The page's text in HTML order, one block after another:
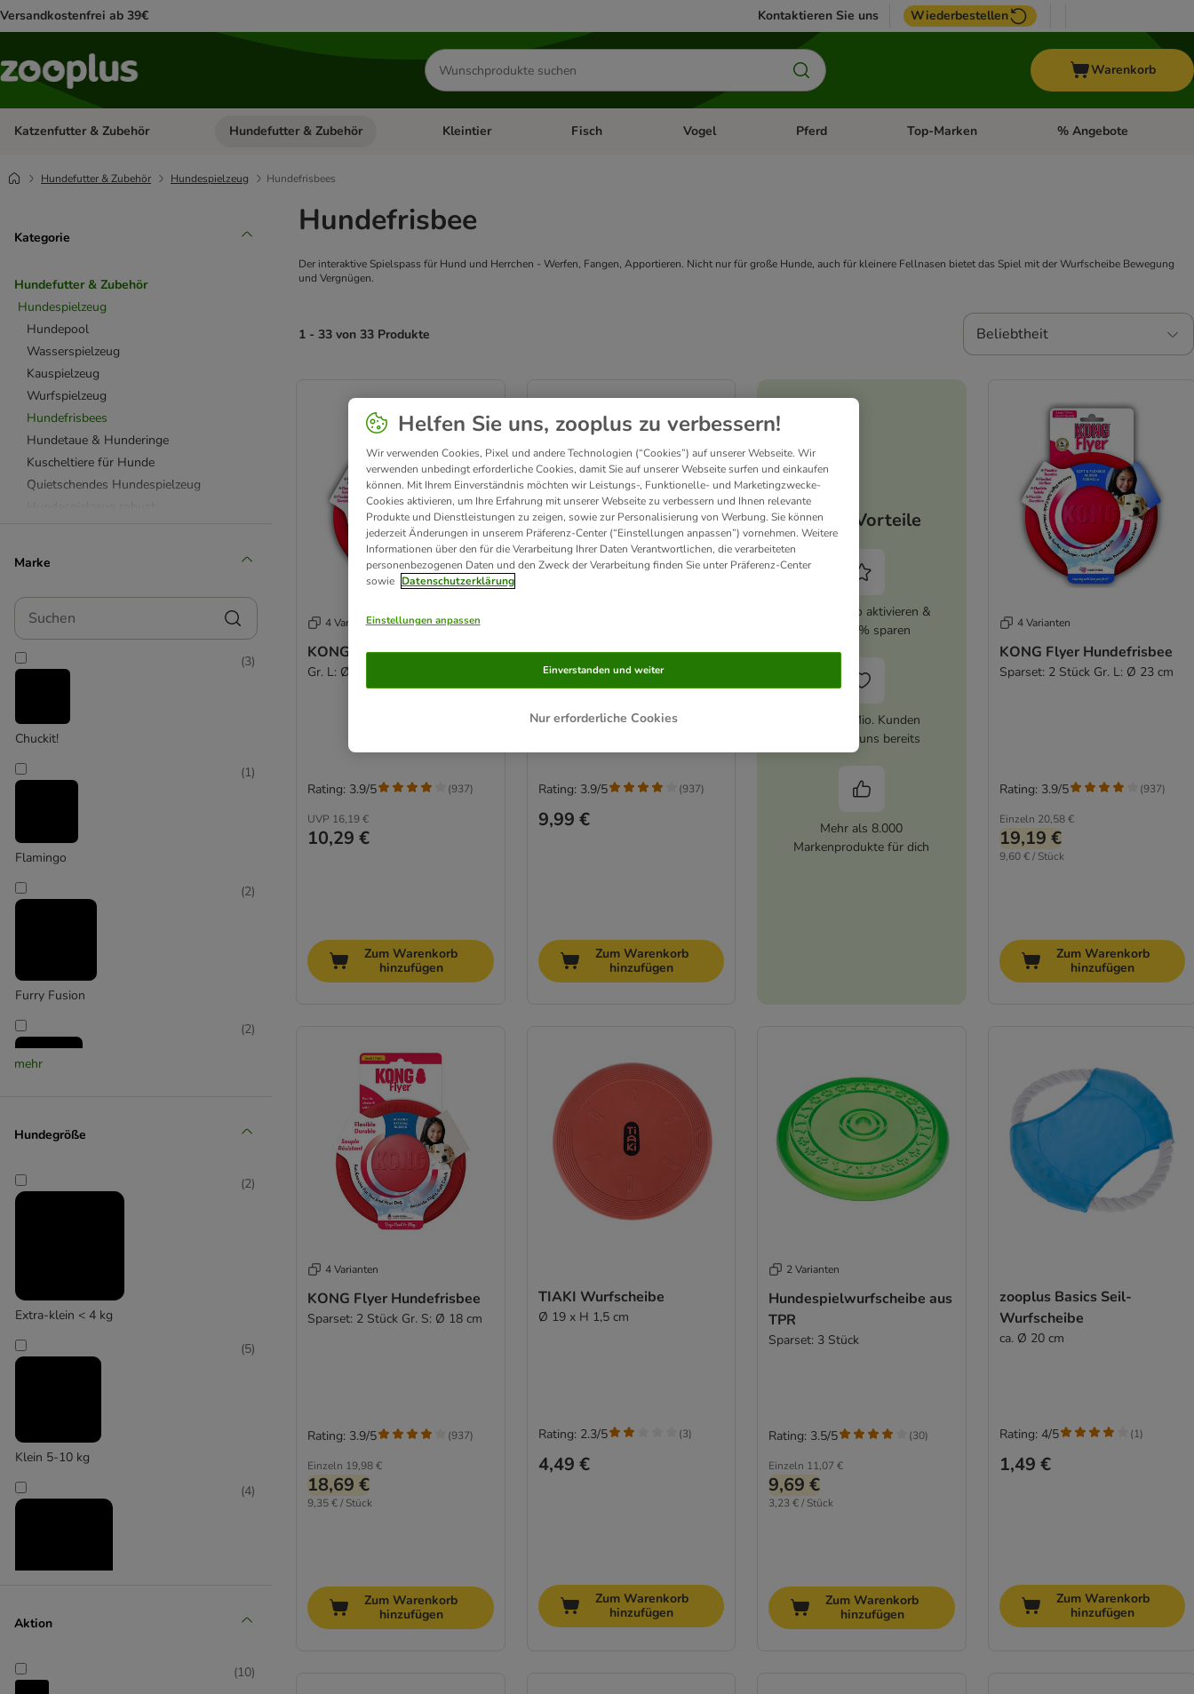
Versandkostenfrei ab 39€ Kontaktieren Sie uns Wiederbestellen
Produkte
suchen
Warenkorb
Katzenfutter & Zubehör Kategorie-Menü öffnen: Katzenfutter & Zubehör
Hundefutter & Zubehör Kategorie-Menü öffnen: Hundefutter & Zubehör
Kleintier Kategorie-Menü öffnen: Kleintier
Fisch Kategorie-Menü öffnen: Fisch
Vogel Kategorie-Menü öffnen: Vogel
Pferd Kategorie-Menü öffnen: Pferd
Top-Marken Kategorie-Menü öffnen:
% Angebote
Hundefutter & Zubehör Hundespielzeug Hundefrisbees
Kategorie
Hundefutter & Zubehör
Hundespielzeug
Hundepool
Wasserspielzeug
Kauspielzeug
Wurfspielzeug
Hundefrisbees
Hundetaue & Hunderinge
Kuscheltiere für Hunde
Quietschendes Hundespielzeug
Bobby
Chuckit!
Designed by Lotte
Modern Living
Marke
Suchen
Chuckit!
(3)
Flamingo
(1)
Furry Fusion
(2)
(2)
Mcboson
mehr
Hundegröße
Extra-klein < 4 kg
(2)
Klein 5-10 kg
(5)
(4)
Aktion
(10)
Hundefrisbee
Der interaktive Spielspass für Hund und Herrchen - Werfen, Fangen, Apportieren. Nicht nur für große Hunde, auch für kleinere Fellnasen bietet das Spiel mit der Wurfscheibe Bewegung
und Vergnügen.
1 - 33 von 33 Produkte Beliebtheit
4 Varianten
KONG Flyer Hundefrisbee
Gr. L: Ø 23 cm
UVP 16,19 €
10,29 €
Rating: 3.9/5 (937)
Zum Warenkorb
hinzufügen
KONG Flyer Hundefrisbee
Gr. S: Ø 18 cm
9,99 €
Rating: 3.9/5 (937)
Zum Warenkorb
hinzufügen
Deine Vorteile
zooplus Abo aktivieren &
immer 5% sparen
Über 10 Mio. Kunden
vertrauen uns bereits
Mehr als 8.000
Markenprodukte für dich
4 Varianten
KONG Flyer Hundefrisbee
Sparset: 2 Stück Gr. L: Ø 23 cm
Einzeln 20,58 €
19,19 €
9,60 € / Stück
Rating: 3.9/5 (937)
Zum Warenkorb
hinzufügen
4 Varianten
KONG Flyer Hundefrisbee
Sparset: 2 Stück Gr. S: Ø 18 cm
Einzeln 19,98 €
18,69 €
9,35 € / Stück
Rating: 3.9/5 (937)
Zum Warenkorb
hinzufügen
TIAKI Wurfscheibe
Ø 19 x H 1,5 cm
4,49 €
Rating: 2.3/5 (3)
Zum Warenkorb
hinzufügen
2 Varianten
Hundespielwurfscheibe aus
TPR
Sparset: 3 Stück
Einzeln 11,07 €
9,69 €
3,23 € / Stück
Rating: 3.5/5 (30)
Zum Warenkorb
hinzufügen
zooplus Basics Seil-
Wurfscheibe
ca. Ø 20 cm
1,49 €
Rating: 4/5 (1)
Zum Warenkorb
hinzufügen
Helfen Sie uns, zooplus zu verbessern!
Wir verwenden Cookies, Pixel und andere Technologien (“Cookies”) auf unserer Webseite. Wir
verwenden unbedingt erforderliche Cookies, damit Sie auf unserer Webseite surfen und einkaufen
können. Mit Ihrem Einverständnis möchten wir Leistungs-, Funktionelle- und Marketingzwecke-
Cookies aktivieren, um Ihre Erfahrung mit unserer Webseite zu verbessern und Ihnen relevante
Produkte und Dienstleistungen zu zeigen, sowie zur Personalisierung von Werbung. Sie können
jederzeit Änderungen in unserem Präferenz-Center (“Einstellungen anpassen”) vornehmen. Weitere
Informationen über den für die Verarbeitung Ihrer Daten Verantwortlichen, die verarbeiteten
personenbezogenen Daten und den Zweck der Verarbeitung finden Sie unter Präferenz-Center
sowie Datenschutzerklärung
Einstellungen anpassen
Nur erforderliche Cookies
Einverstanden und weiter